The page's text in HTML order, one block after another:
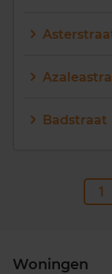
Badstraat
1
Woningen